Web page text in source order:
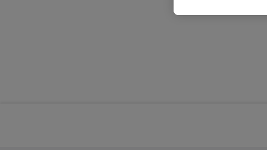
genauen
Verantwortlichkeit
zu erstellen (die